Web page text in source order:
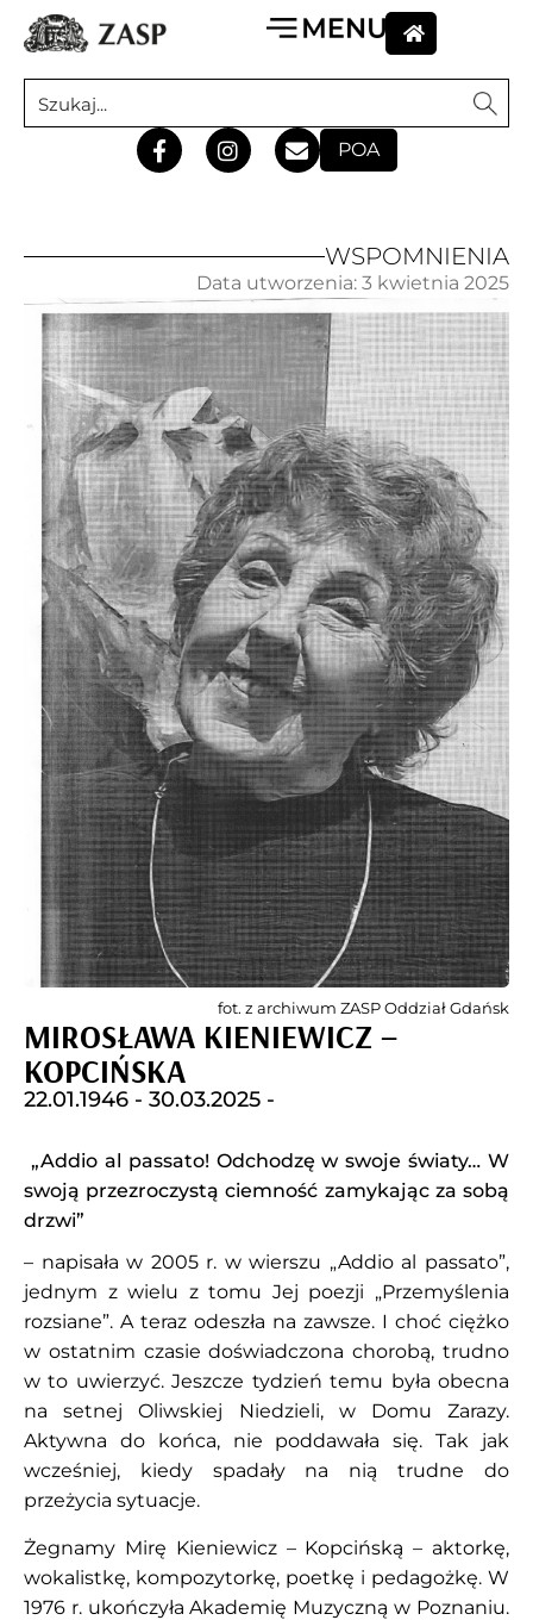
POA
WSPOMNIENIA
MIROSŁAWA KIENIEWICZ –
KOPCIŃSKA
22.01.1946 - 30.03.2025 -
„Addio al passato! Odchodzę w swoje światy… W
swoją przezroczystą ciemność zamykając za sobą
drzwi”
– napisała w 2005 r. w wierszu „Addio al passato”,
jednym z wielu z tomu Jej poezji „Przemyślenia
rozsiane”. A teraz odeszła na zawsze. I choć ciężko
w ostatnim czasie doświadczona chorobą, trudno
w to uwierzyć. Jeszcze tydzień temu była obecna
na setnej Oliwskiej Niedzieli, w Domu Zarazy.
Aktywna do końca, nie poddawała się. Tak jak
wcześniej, kiedy spadały na nią trudne do
przeżycia sytuacje.
Żegnamy Mirę Kieniewicz – Kopcińską – aktorkę,
wokalistkę, kompozytorkę, poetkę i pedagożkę. W
1976 r. ukończyła Akademię Muzyczną w Poznaniu.
Data utworzenia: 3 kwietnia 2025
fot. z archiwum ZASP Oddział Gdańsk